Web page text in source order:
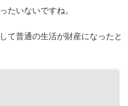
たいないですね。
て普通の生活が財産になったと